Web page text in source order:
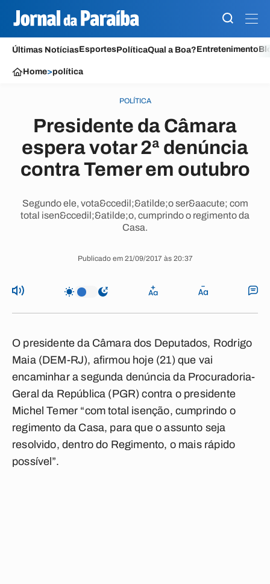
Últimas NotíciasEsportesPolíticaQual a Boa?Entretenimento
Home>política
POLÍTICA
Presidente da Câmara
espera votar 2ª denúncia
contra Temer em outubro
Segundo ele, vota&ccedil;&atilde;o ser&aacute; com
total isen&ccedil;&atilde;o, cumprindo o regimento da
Casa.
Publicado em 21/09/2017 às 20:37
O presidente da Câmara dos Deputados, Rodrigo
Maia (DEM-RJ), afirmou hoje (21) que vai
encaminhar a segunda denúncia da Procuradoria-
Geral da República (PGR) contra o presidente
Michel Temer “com total isenção, cumprindo o
regimento da Casa, para que o assunto seja
resolvido, dentro do Regimento, o mais rápido
possível”.